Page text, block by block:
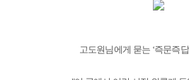
고도원님에게 묻는 ‘즉문즉